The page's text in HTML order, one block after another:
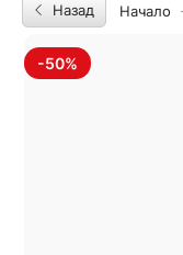
Назад Начало
-50%